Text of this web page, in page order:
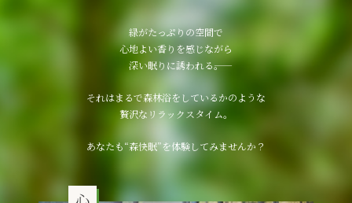
緑がたっぷりの空間で
心地よい香りを感じながら
深い眠りに誘われる――。
それはまるで森林浴をしているかのような
贅沢なリラックスタイム。
あなたも“森快眠”を体験してみませんか？